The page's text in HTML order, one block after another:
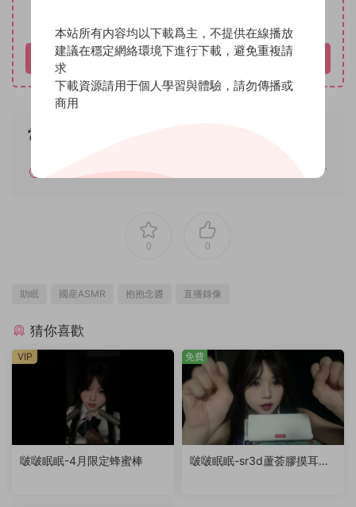
立即購買
常見問題
0 0
助眠 國産ASMR 抱抱念醬 直播錄像
猜你喜歡
啵啵眠眠-4月限定蜂蜜棒
VIP
啵啵眠眠-sr3d蘆荟膠摸耳
免費
本站所有内容均以下載爲主，不提供在線播放
建議在穩定網絡環境下進行下載，避免重複請
求
下載資源請用于個人學習與體驗，請勿傳播或
商用